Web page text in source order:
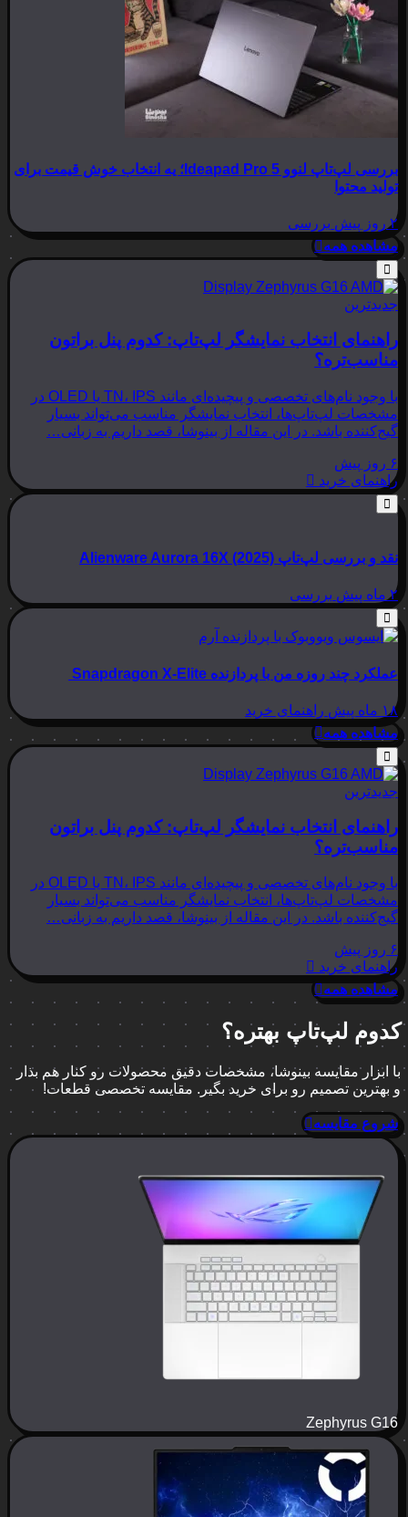
بررسی لپ‌تاپ لنوو Ideapad Pro 5؛ یه انتخاب خوش قیمت برای
تولید محتوا
۲ روز پیش
بررسی
مشاهده همه
جدیدترین
راهنمای انتخاب نمایشگر لپ‌تاپ: کدوم پنل براتون
مناسب‌تره؟
با وجود نام‌های تخصصی و پیچیده‌ای مانند TN، IPS یا OLED در
مشخصات لپ‌تاپ‌ها، انتخاب نمایشگر مناسب می‌تواند بسیار
گیج‌کننده باشد. در این مقاله از بینوشا، قصد داریم به زبانی…
۶ روز پیش
راهنمای خرید
نقد و بررسی لپ‌تاپ Alienware Aurora 16X (2025)
۲ ماه پیش بررسی
عملکرد چند روزه من با پردازنده Snapdragon X-Elite
۱۸ ماه پیش
راهنمای خرید
مشاهده همه
جدیدترین
راهنمای انتخاب نمایشگر لپ‌تاپ: کدوم پنل براتون
مناسب‌تره؟
با وجود نام‌های تخصصی و پیچیده‌ای مانند TN، IPS یا OLED در
مشخصات لپ‌تاپ‌ها، انتخاب نمایشگر مناسب می‌تواند بسیار
گیج‌کننده باشد. در این مقاله از بینوشا، قصد داریم به زبانی…
۶ روز پیش
راهنمای خرید
مشاهده همه
کدوم لپ‌تاپ بهتره؟
با ابزار مقایسه بینوشا، مشخصات دقیق محصولات رو کنار هم بذار
و بهترین تصمیم رو برای خرید بگیر. مقایسه تخصصی قطعات!
شروع مقایسه
Zephyrus G16